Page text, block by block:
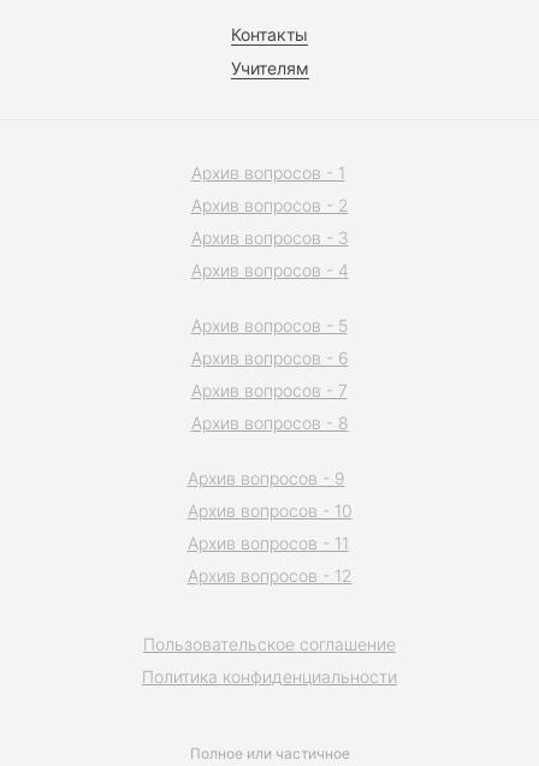
Контакты
Учителям
Полное или частичное
Пользовательское соглашение
Политика конфиденциальности
Архив вопросов - 1
Архив вопросов - 2
Архив вопросов - 3
Архив вопросов - 4
Архив вопросов - 5
Архив вопросов - 6
Архив вопросов - 7
Архив вопросов - 8
Архив вопросов - 9
Архив вопросов - 10
Архив вопросов - 11
Архив вопросов - 12